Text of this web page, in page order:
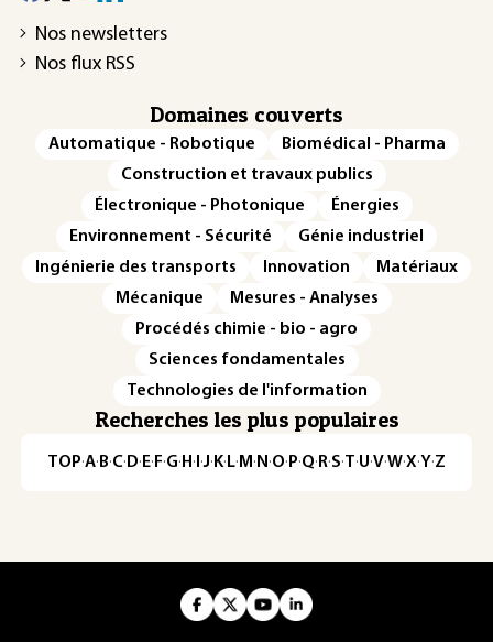
Nos newsletters
Nos flux RSS
Domaines couverts
Automatique - Robotique
Biomédical - Pharma
Construction et travaux publics
Électronique - Photonique
Énergies
Environnement - Sécurité
Génie industriel
Ingénierie des transports
Innovation
Matériaux
Mécanique
Mesures - Analyses
Procédés chimie - bio - agro
Sciences fondamentales
Technologies de l'information
Recherches les plus populaires
TOP·A·B·C· D· E· F·G· H · ·J· K· L· M · N ·O· P·Q· R·S·T·U·V·W·X·Y·Z